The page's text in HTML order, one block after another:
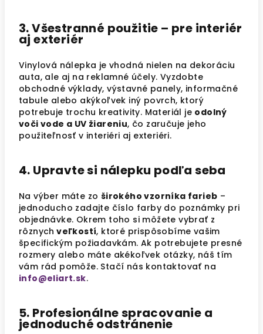
3. Všestranné použitie – pre interiér
aj exteriér
Vinylová nálepka je vhodná nielen na dekoráciu
auta, ale aj na reklamné účely. Vyzdobte
obchodné výklady, výstavné panely, informačné
tabule alebo akýkoľvek iný povrch, ktorý
potrebuje trochu kreativity. Materiál je odolný
voči vode a UV žiareniu, čo zaručuje jeho
použiteľnosť v interiéri aj exteriéri.
4. Upravte si nálepku podľa seba
Na výber máte zo širokého vzorníka farieb –
jednoducho zadajte číslo farby do poznámky pri
objednávke. Okrem toho si môžete vybrať z
rôznych veľkostí, ktoré prispôsobíme vašim
špecifickým požiadavkám. Ak potrebujete presné
rozmery alebo máte akékoľvek otázky, náš tím
vám rád pomôže. Stačí nás kontaktovať na
info@eliart.sk.
5. Profesionálne spracovanie a
jednoduché odstránenie